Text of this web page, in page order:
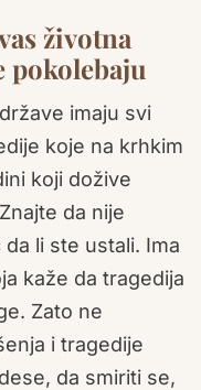
životna
pokolebaju
imaju svi
koje na krhkim
koji dožive
da nije
li ste ustali. Ima
kaže da tragedija
Zato ne
i tragedije
da smiriti se,